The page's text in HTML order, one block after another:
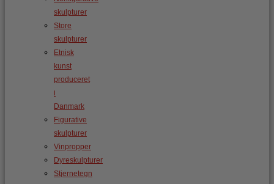
skulpturer
Store
skulpturer
Etnisk
kunst
produceret
i
Danmark
Figurative
skulpturer
Vinpropper
Dyreskulpturer
Stjernetegn